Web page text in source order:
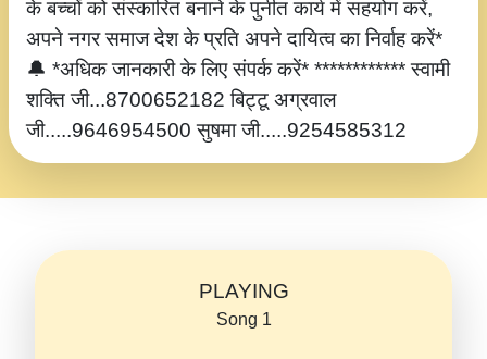
के बच्चों को संस्कारित बनाने के पुनीत कार्य में सहयोग करें,
अपने नगर समाज देश के प्रति अपने दायित्व का निर्वाह करें*
🔔 *अधिक जानकारी के लिए संपर्क करें* ************ स्वामी
शक्ति जी...8700652182 बिट्टू अग्रवाल
जी.....9646954500 सुषमा जी.....9254585312
PLAYING
Song 1